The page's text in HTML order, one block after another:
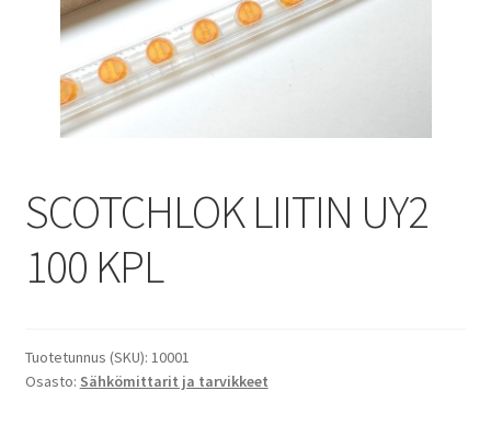
SCOTCHLOK LIITIN UY2
100 KPL
Tuotetunnus (SKU): 10001
Osasto: Sähkömittarit ja tarvikkeet